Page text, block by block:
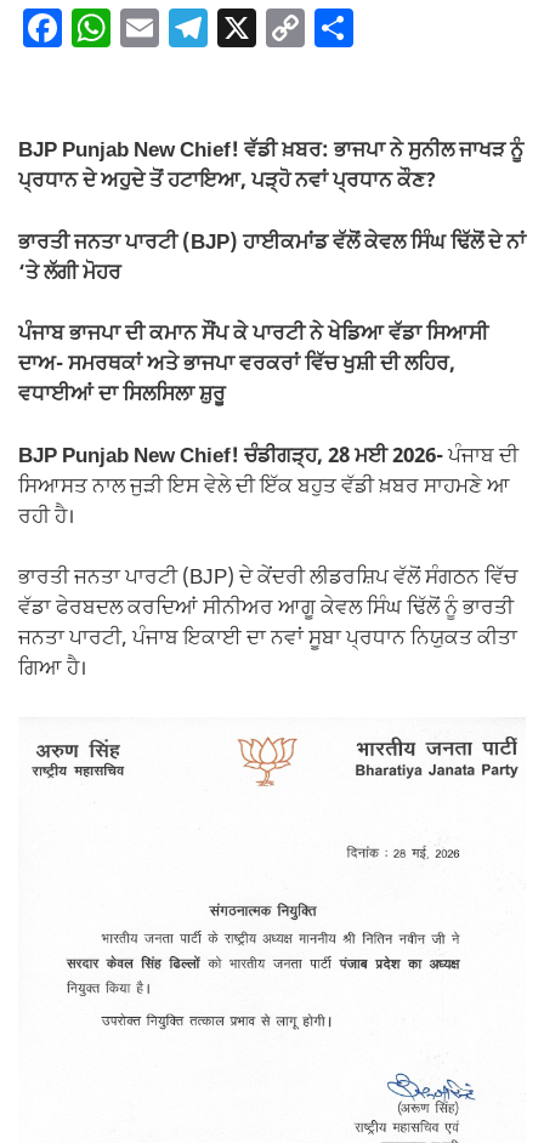
F
e
b
o
o
W
s
A
p
p
E T
gr
a
m
X C
y
Li
n
k
e
BJP Punjab New Chief! ਵੱਡੀ ਖ਼ਬਰ: ਭਾਜਪਾ ਨੇ ਸੁਨੀਲ ਜਾਖੜ ਨੂੰ
ਪ੍ਰਧਾਨ ਦੇ ਅਹੁਦੇ ਤੋਂ ਹਟਾਇਆ, ਪੜ੍ਹੋ ਨਵਾਂ ਪ੍ਰਧਾਨ ਕੌਣ?
ਭਾਰਤੀ ਜਨਤਾ ਪਾਰਟੀ (BJP) ਹਾਈਕਮਾਂਡ ਵੱਲੋਂ ਕੇਵਲ ਸਿੰਘ ਢਿੱਲੋਂ ਦੇ ਨਾਂ
‘ਤੇ ਲੱਗੀ ਮੋਹਰ
ਪੰਜਾਬ ਭਾਜਪਾ ਦੀ ਕਮਾਨ ਸੌਂਪ ਕੇ ਪਾਰਟੀ ਨੇ ਖੇਡਿਆ ਵੱਡਾ ਸਿਆਸੀ
ਦਾਅ- ਸਮਰਥਕਾਂ ਅਤੇ ਭਾਜਪਾ ਵਰਕਰਾਂ ਵਿੱਚ ਖੁਸ਼ੀ ਦੀ ਲਹਿਰ,
ਵਧਾਈਆਂ ਦਾ ਸਿਲਸਿਲਾ ਸ਼ੁਰੂ
BJP Punjab New Chief! ਚੰਡੀਗੜ੍ਹ, 28 ਮਈ 2026-ਪੰਜਾਬ ਦੀ
ਸਿਆਸਤ ਨਾਲ ਜੁੜੀ ਇਸ ਵੇਲੇ ਦੀ ਇੱਕ ਬਹੁਤ ਵੱਡੀ ਖ਼ਬਰ ਸਾਹਮਣੇ ਆ
ਰਹੀ ਹੈ।
ਭਾਰਤੀ ਜਨਤਾ ਪਾਰਟੀ (BJP) ਦੇ ਕੇਂਦਰੀ ਲੀਡਰਸ਼ਿਪ ਵੱਲੋਂ ਸੰਗਠਨ ਵਿੱਚ
ਵੱਡਾ ਫੇਰਬਦਲ ਕਰਦਿਆਂ ਸੀਨੀਅਰ ਆਗੂ ਕੇਵਲ ਸਿੰਘ ਢਿੱਲੋਂ ਨੂੰ ਭਾਰਤੀ
ਜਨਤਾ ਪਾਰਟੀ, ਪੰਜਾਬ ਇਕਾਈ ਦਾ ਨਵਾਂ ਸੂਬਾ ਪ੍ਰਧਾਨ ਨਿਯੁਕਤ ਕੀਤਾ
ਗਿਆ ਹੈ।